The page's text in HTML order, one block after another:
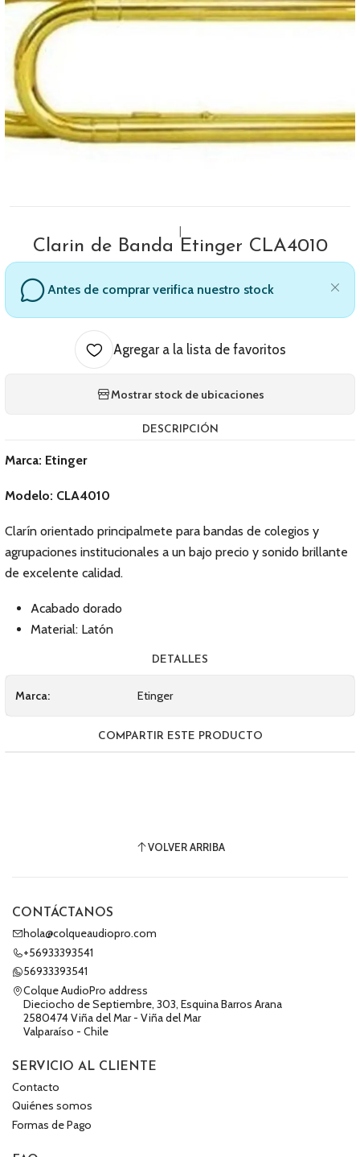
Clarin de Banda Etinger CLA4010
Antes de comprar verifica nuestro stock
Agregar a la lista de favoritos
Mostrar stock de ubicaciones
DESCRIPCIÓN
Marca: Etinger
Modelo: CLA4010
Clarín orientado principalmete para bandas de colegios y
agrupaciones institucionales a un bajo precio y sonido brillante
de excelente calidad.
Acabado dorado
Material: Latón
DETALLES
Marca: Etinger
COMPARTIR ESTE PRODUCTO
VOLVER ARRIBA
CONTÁCTANOS
hola@colqueaudiopro.com
+56933393541
56933393541
Colque AudioPro address
Dieciocho de Septiembre, 303, Esquina Barros Arana
2580474 Viña del Mar - Viña del Mar
Valparaíso - Chile
SERVICIO AL CLIENTE
Contacto
Quiénes somos
Formas de Pago